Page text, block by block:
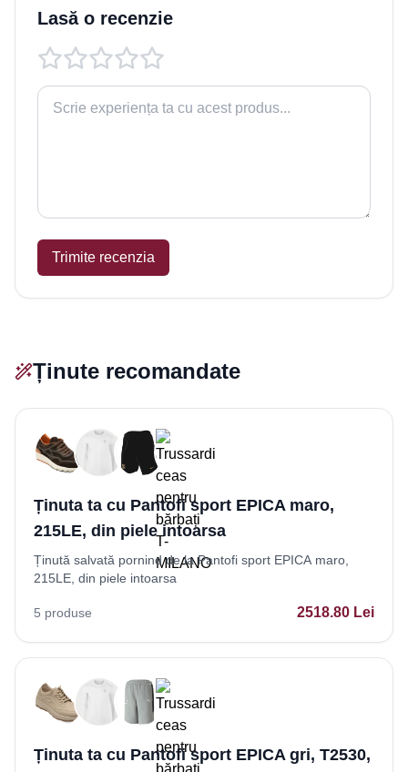
Lasă o recenzie
Trimite recenzia
Ținute recomandate
Ținuta ta cu Pantofi sport EPICA maro,
215LE, din piele intoarsa
Ținută salvată pornind de la Pantofi sport EPICA maro,
215LE, din piele intoarsa
5 produse 2518.80 Lei
Ținuta ta cu Pantofi sport EPICA gri, T2530,